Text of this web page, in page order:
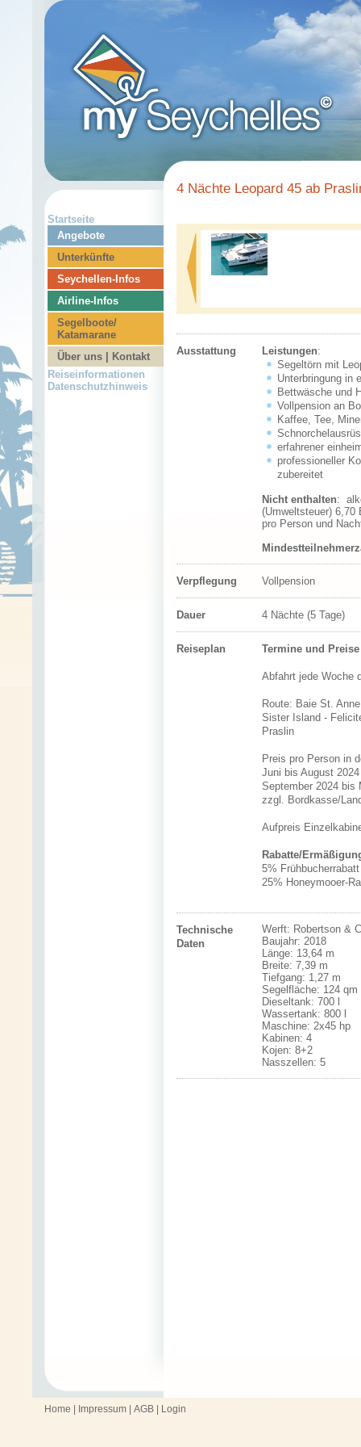
Startseite
Angebote
Unterkünfte
Seychellen-Infos
Airline-Infos
Segelboote/
Katamarane
Über uns | Kontakt
Reiseinformationen
Datenschutzhinweis
4 Nächte Leopard 45 ab
Ausstattung Leistungen:
Segeltörn mit
Unterbringung in
Bettwäsche und
Vollpension an
Kaffee, Tee,
erfahrener
professioneller
zubereitet
Nicht enthalten:
(Umweltsteuer) 6,70
pro Person und
Verpflegung Vollpension
Dauer 4 Nächte (5 Tage)
Reiseplan Termine und
Abfahrt jede Woche
Route: Baie St.
Sister Island -
Praslin
Preis pro Person in
Juni bis August
September 2024 bis
zzgl. Bordkasse/
Aufpreis
Rabatte/
5%
25% Honeymooer-
Technische
Daten
Werft: Robertson &
Baujahr: 2018
Länge: 13,64 m
Breite: 7,39 m
Tiefgang: 1,27 m
Segelfläche: 124 qm
Dieseltank: 700 l
Wassertank: 800 l
Maschine: 2x45 hp
Kabinen: 4
Kojen: 8+2
Nasszellen: 5
Home Impressum AGB Login